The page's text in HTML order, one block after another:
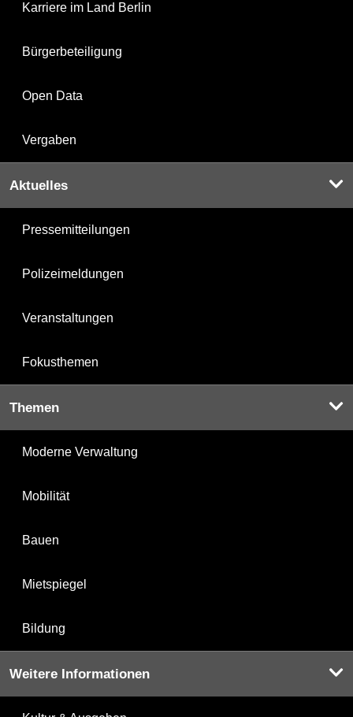
Karriere im Land Berlin
Bürgerbeteiligung
Open Data
Vergaben
Aktuelles
Pressemitteilungen
Polizeimeldungen
Veranstaltungen
Fokusthemen
Themen
Moderne Verwaltung
Mobilität
Bauen
Mietspiegel
Bildung
Weitere Informationen